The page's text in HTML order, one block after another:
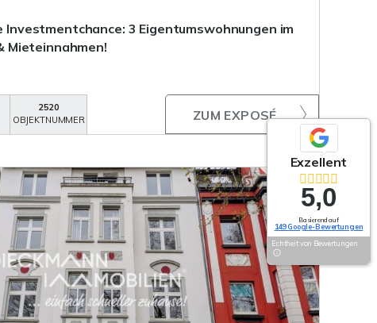
Investmentchance: 3 Eigentumswohnungen im
Mieteinnahmen!
2520
OBJEKTNUMMER
ZUM EXPOSÉ
Exzellent
5,0
Basierend auf
149 Google-Bewertungen
Echtheit von Bewertungen